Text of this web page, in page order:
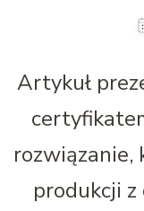
Artykuł
rozwiązanie,
produkcji z